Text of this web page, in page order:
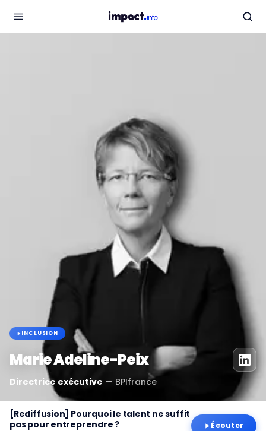
INCLUSION
Marie Adeline-Peix
Directrice exécutive — BPIfrance
[Rediffusion] Pourquoi le talent ne suffit
pas pour entreprendre ?
Écouter